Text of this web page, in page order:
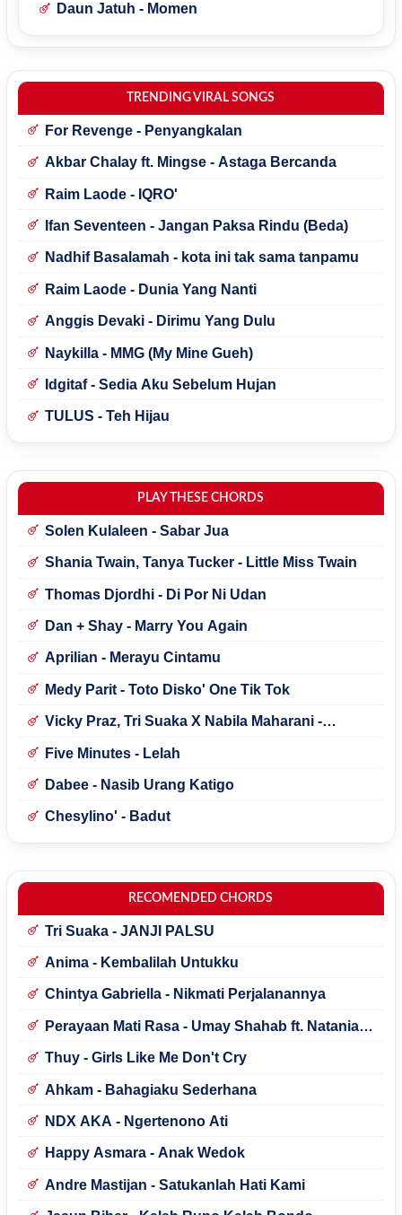
Daun Jatuh - Momen
TRENDING VIRAL SONGS
For Revenge - Penyangkalan
Akbar Chalay ft. Mingse - Astaga Bercanda
Raim Laode - IQRO'
Ifan Seventeen - Jangan Paksa Rindu (Beda)
Nadhif Basalamah - kota ini tak sama tanpamu
Raim Laode - Dunia Yang Nanti
Anggis Devaki - Dirimu Yang Dulu
Naykilla - MMG (My Mine Gueh)
Idgitaf - Sedia Aku Sebelum Hujan
TULUS - Teh Hijau
PLAY THESE CHORDS
Solen Kulaleen - Sabar Jua
Shania Twain, Tanya Tucker - Little Miss Twain
Thomas Djordhi - Di Por Ni Udan
Dan + Shay - Marry You Again
Aprilian - Merayu Cintamu
Medy Parit - Toto Disko' One Tik Tok
Vicky Praz, Tri Suaka X Nabila Maharani -
Five Minutes - Lelah
Dabee - Nasib Urang Katigo
Chesylino' - Badut
RECOMENDED CHORDS
Tri Suaka - JANJI PALSU
Anima - Kembalilah Untukku
Chintya Gabriella - Nikmati Perjalanannya
Perayaan Mati Rasa - Umay Shahab ft. Natania
Thuy - Girls Like Me Don't Cry
Ahkam - Bahagiaku Sederhana
NDX AKA - Ngertenono Ati
Happy Asmara - Anak Wedok
Andre Mastijan - Satukanlah Hati Kami